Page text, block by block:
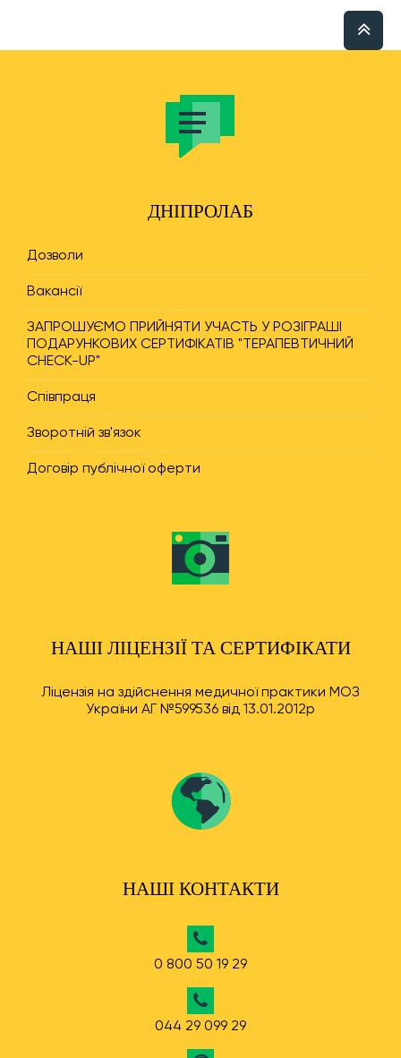
ДНІПРОЛАБ
Дозволи
Вакансії
ЗАПРОШУЄМО ПРИЙНЯТИ УЧАСТЬ У РОЗІГРАШІ
ПОДАРУНКОВИХ СЕРТИФІКАТІВ "ТЕРАПЕВТИЧНИЙ
CHECK-UP"
Співпраця
Зворотній зв'язок
Договір публічної оферти
НАШІ ЛІЦЕНЗІЇ ТА СЕРТИФІКАТИ
Ліцензія на здійснення медичної практики МОЗ
України АГ №599536 від 13.01.2012р
НАШІ КОНТАКТИ
0 800 50 19 29
044 29 099 29